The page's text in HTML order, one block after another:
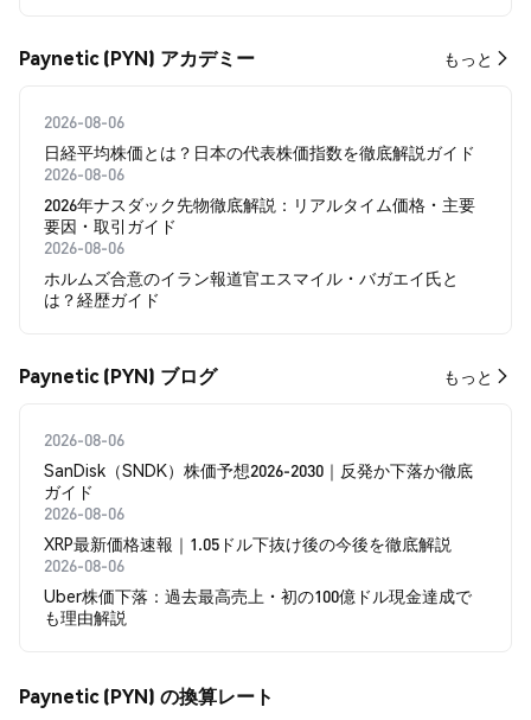
Paynetic (PYN) アカデミー もっと
2026-08-06
日経平均株価とは？日本の代表株価指数を徹底解説ガイド
2026-08-06
2026年ナスダック先物徹底解説：リアルタイム価格・主要
要因・取引ガイド
2026-08-06
ホルムズ合意のイラン報道官エスマイル・バガエイ氏と
は？経歴ガイド
Paynetic (PYN) ブログ もっと
2026-08-06
SanDisk（SNDK）株価予想2026-2030｜反発か下落か徹底
ガイド
2026-08-06
XRP最新価格速報｜1.05ドル下抜け後の今後を徹底解説
2026-08-06
Uber株価下落：過去最高売上・初の100億ドル現金達成で
も理由解説
Paynetic (PYN) の換算レート